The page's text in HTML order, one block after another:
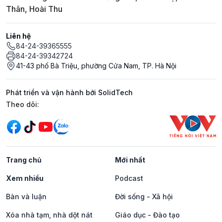
Thân, Hoài Thu
Liên hệ
84-24-39365555
84-24-39342724
41-43 phố Bà Triệu, phường Cửa Nam, TP. Hà Nội
Phát triển và vận hành bởi SolidTech
Mạng xã hội
Theo dõi:
Trang chủ Mới nhất
Xem nhiều Podcast
Bàn và luận Đời sống - Xã hội
Xóa nhà tạm, nhà dột nát Giáo dục - Đào tạo